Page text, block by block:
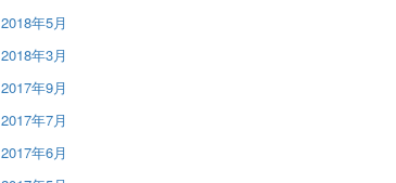
2018年5月
2018年3月
2017年9月
2017年7月
2017年6月